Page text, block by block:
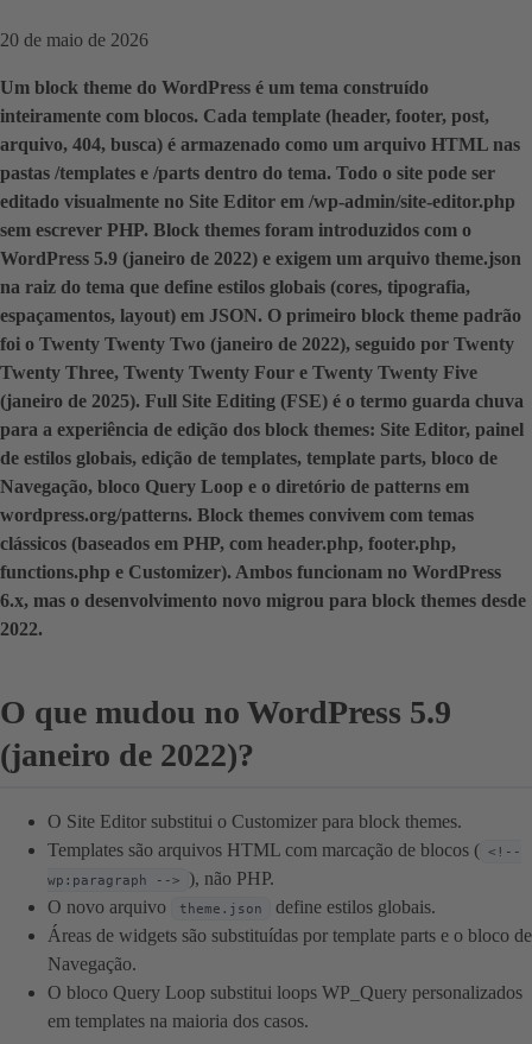
20 de maio de 2026
Um block theme do WordPress é um tema construído
inteiramente com blocos. Cada template (header, footer, post,
arquivo, 404, busca) é armazenado como um arquivo HTML nas
pastas /templates e /parts dentro do tema. Todo o site pode ser
editado visualmente no Site Editor em /wp-admin/site-editor.php
sem escrever PHP. Block themes foram introduzidos com o
WordPress 5.9 (janeiro de 2022) e exigem um arquivo theme.json
na raiz do tema que define estilos globais (cores, tipografia,
espaçamentos, layout) em JSON. O primeiro block theme padrão
foi o Twenty Twenty Two (janeiro de 2022), seguido por Twenty
Twenty Three, Twenty Twenty Four e Twenty Twenty Five
(janeiro de 2025). Full Site Editing (FSE) é o termo guarda chuva
para a experiência de edição dos block themes: Site Editor, painel
de estilos globais, edição de templates, template parts, bloco de
Navegação, bloco Query Loop e o diretório de patterns em
wordpress.org/patterns. Block themes convivem com temas
clássicos (baseados em PHP, com header.php, footer.php,
functions.php e Customizer). Ambos funcionam no WordPress
6.x, mas o desenvolvimento novo migrou para block themes desde
2022.
O que mudou no WordPress 5.9
(janeiro de 2022)?
O Site Editor substitui o Customizer para block themes.
Templates são arquivos HTML com marcação de blocos ( <!--
wp:paragraph --> ), não PHP.
O novo arquivo
theme.json
define estilos globais.
Áreas de widgets são substituídas por template parts e o bloco de
Navegação.
O bloco Query Loop substitui loops WP_Query personalizados
em templates na maioria dos casos.